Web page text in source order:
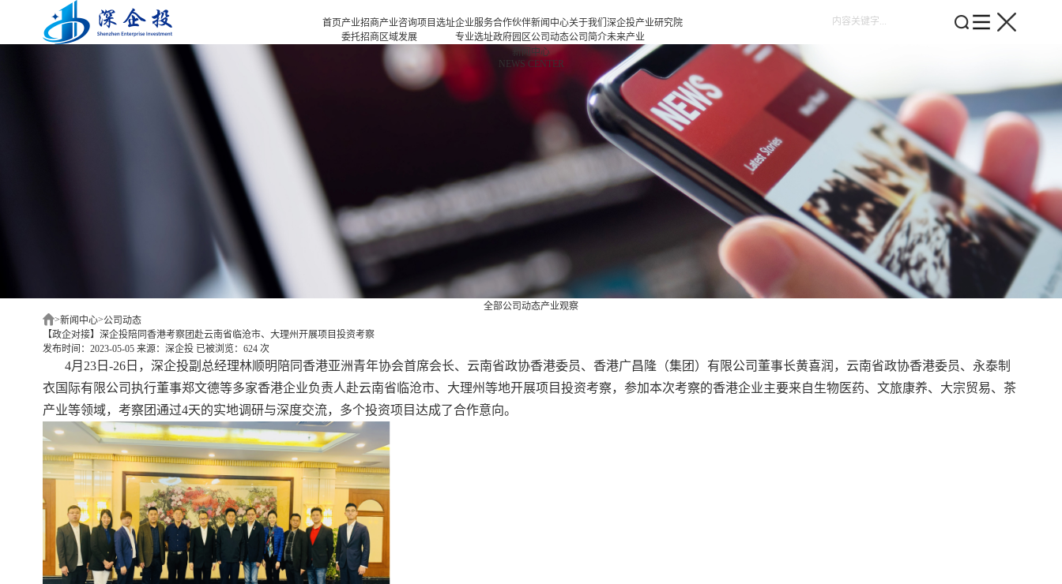
首页产业招商
委托招商
产业咨询
区域发展
产业规划
园区规划
策划包装
项目选址企业服务
专业选址
合作伙伴
政府园区
企业客户
行业协会
新闻中心
公司动态
产业观察
关于我们
公司简介
人力资源
深企投产业研究院
未来产业
新一代信息基础设
施
新一代智能终端
半导体与集成电路
新型元器件
航空航天
新能源
新能源汽车
生物医药
现代消费
新闻中心
NEWS CENTER
全部公司动态产业观察
>新闻中心>公司动态
【政企对接】深企投陪同香港考察团赴云南省临沧市、大理州开展项目投资考察
发布时间：2023-05-05 来源：深企投 已被浏览：624 次
4月23日-26日，深企投副总经理林顺明陪同香港亚洲青年协会首席会长、云南省政协香港委员、香港广昌隆（集团）有限公司董事长黄喜润 ，云南省政协香港委员、永泰制
衣国际有限公司执行董事郑文德等多家香港企业负责人赴云南省临沧市、大理州等地开展项目投资考察，参加本次考察的香港企业主要来自生物医药、文旅康养、大宗贸易、茶
产业等领域，考察团通过4天的实地调研与深度交流，多个投资项目达成了合作意向。